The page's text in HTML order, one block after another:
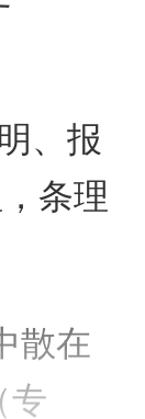
、报
条理
散在
专